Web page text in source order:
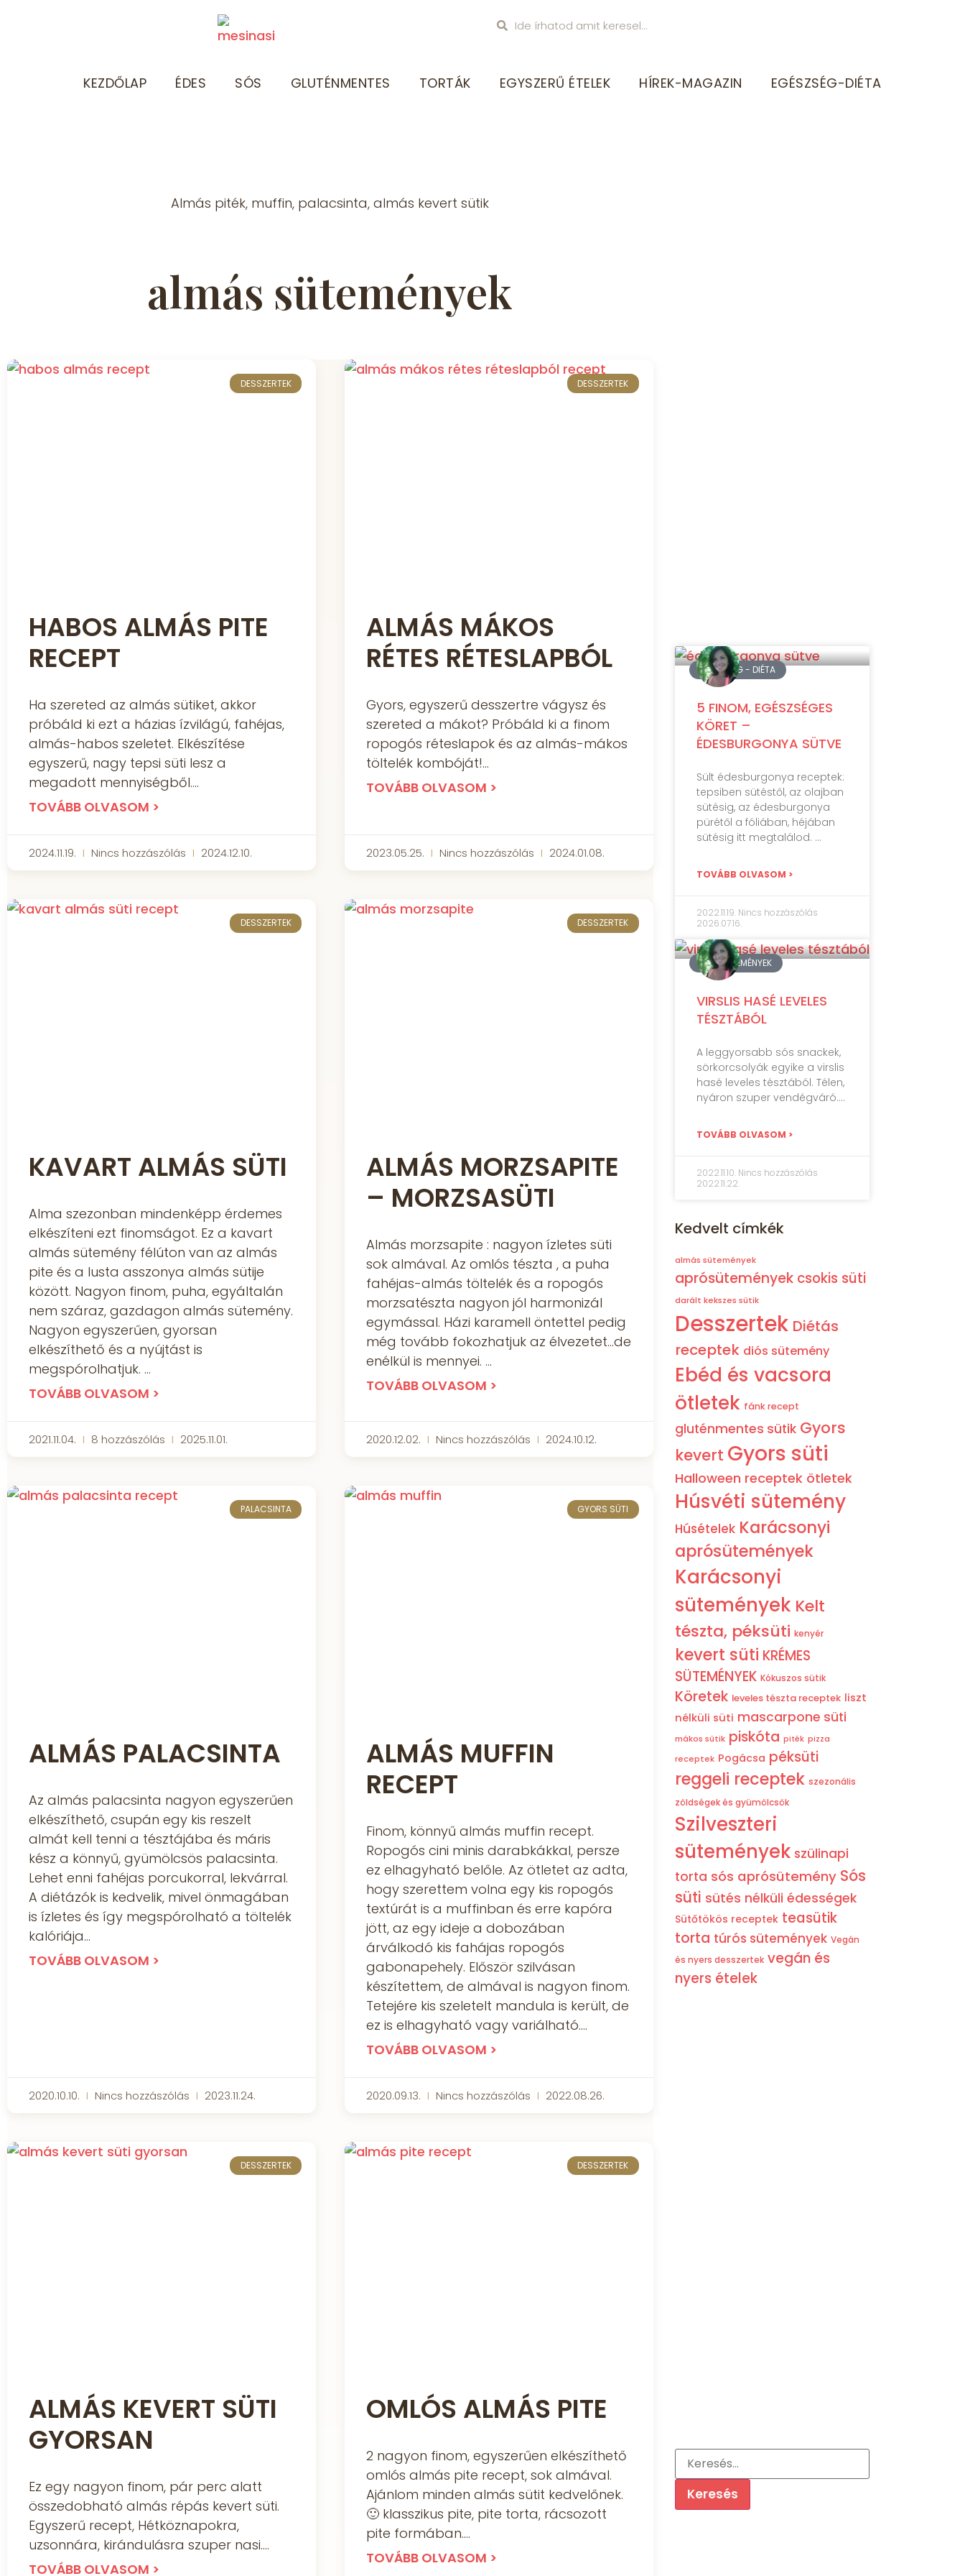
KEZDŐLAP ÉDES SÓS GLUTÉNMENTES TORTÁK EGYSZERŰ ÉTELEK HÍREK-MAGAZIN EGÉSZSÉG-DIÉTA
Almás piték, muffin, palacsinta, almás kevert sütik
almás sütemények
DESSZERTEK
HABOS ALMÁS PITE
RECEPT
Ha szereted az almás sütiket, akkor
próbáld ki ezt a házias ízvilágú, fahéjas,
almás-habos szeletet. Elkészítése
egyszerű, nagy tepsi süti lesz a
megadott mennyiségből.
TOVÁBB OLVASOM >
2024.11.19. Nincs hozzászólás 2024.12.10.
DESSZERTEK
ALMÁS MÁKOS
RÉTES RÉTESLAPBÓL
Gyors, egyszerű desszertre vágysz és
szereted a mákot? Próbáld ki a finom
ropogós réteslapok és az almás-mákos
töltelék kombóját!
TOVÁBB OLVASOM >
2023.05.25. Nincs hozzászólás 2024.01.08.
DESSZERTEK
KAVART ALMÁS SÜTI
Alma szezonban mindenképp érdemes
elkészíteni ezt finomságot. Ez a kavart
almás sütemény félúton van az almás
pite és a lusta asszonya almás sütije
között. Nagyon finom, puha, egyáltalán
nem száraz, gazdagon almás sütemény.
Nagyon egyszerűen, gyorsan
elkészíthető és a nyújtást is
megspórolhatjuk.
TOVÁBB OLVASOM >
2021.11.04. 8 hozzászólás 2025.11.01.
DESSZERTEK
ALMÁS MORZSAPITE
– MORZSASÜTI
Almás morzsapite : nagyon ízletes süti
sok almával. Az omlós tészta , a puha
fahéjas-almás töltelék és a ropogós
morzsatészta nagyon jól harmonizál
egymással. Házi karamell öntettel pedig
még tovább fokozhatjuk az élvezetet…de
enélkül is mennyei.
TOVÁBB OLVASOM >
2020.12.02. Nincs hozzászólás 2024.10.12.
PALACSINTA
ALMÁS PALACSINTA
Az almás palacsinta nagyon egyszerűen
elkészíthető, csupán egy kis reszelt
almát kell tenni a tésztájába és máris
kész a könnyű, gyümölcsös palacsinta.
Lehet enni fahéjas porcukorral, lekvárral.
A diétázók is kedvelik, mivel önmagában
is ízletes és így megspórolható a töltelék
kalóriája
TOVÁBB OLVASOM >
2020.10.10. Nincs hozzászólás 2023.11.24.
GYORS SÜTI
ALMÁS MUFFIN
RECEPT
Finom, könnyű almás muffin recept.
Ropogós cini minis darabkákkal, persze
ez elhagyható belőle. Az ötletet az adta,
hogy szerettem volna egy kis ropogós
textúrát is a muffinban és erre kapóra
jött, az egy ideje a dobozában
árválkodó kis fahájas ropogós
gabonapehely. Először szilvásan
készítettem, de almával is nagyon finom.
Tetejére kis szeletelt mandula is került, de
ez is elhagyható vagy variálható.
TOVÁBB OLVASOM >
2020.09.13. Nincs hozzászólás 2022.08.26.
DESSZERTEK
ALMÁS KEVERT SÜTI
GYORSAN
Ez egy nagyon finom, pár perc alatt
összedobható almás répás kevert süti.
Egyszerű recept, Hétköznapokra,
uzsonnára, kirándulásra szuper nasi.
TOVÁBB OLVASOM >
DESSZERTEK
OMLÓS ALMÁS PITE
2 nagyon finom, egyszerűen elkészíthető
omlós almás pite recept, sok almával.
Ajánlom minden almás sütit kedvelőnek.
🙂 klasszikus pite, pite torta, rácsozott
pite formában.
TOVÁBB OLVASOM >
EGÉSZSÉG - DIÉTA
5 FINOM, EGÉSZSÉGES
KÖRET –
ÉDESBURGONYA SÜTVE
Sült édesburgonya receptek:
tepsiben sütéstől, az olajban
sütésig, az édesburgonya
pürétől a fóliában, héjában
sütésig itt megtalálod.
TOVÁBB OLVASOM >
2022.11.19. Nincs hozzászólás
2026.07.16.
SÓS SÜTEMÉNYEK
VIRSLIS HASÉ LEVELES
TÉSZTÁBÓL
A leggyorsabb sós snackek,
sörkorcsolyák egyike a virslis
hasé leveles tésztából. Télen,
nyáron szuper vendégváró.
TOVÁBB OLVASOM >
2022.11.10. Nincs hozzászólás
2022.11.22.
Kedvelt címkék
almás sütemények
aprósütemények csokis süti
darált kekszes sütik
Desszertek Diétás
receptek diós sütemény
Ebéd és vacsora
ötletek fánk recept
gluténmentes sütik Gyors
kevert Gyors süti
Halloween receptek ötletek
Húsvéti sütemény
Húsételek Karácsonyi
aprósütemények
Karácsonyi
sütemények Kelt
tészta, péksüti kenyér
kevert süti KRÉMES
SÜTEMÉNYEK Kókuszos sütik
Köretek leveles tészta receptek liszt
nélküli süti mascarpone süti
mákos sütik piskóta piték pizza
receptek Pogácsa péksüti
reggeli receptek szezonális
zöldségek és gyümölcsök
Szilveszteri
sütemények szülinapi
torta sós aprósütemény Sós
süti sütés nélküli édességek
Sütőtökös receptek teasütik
torta túrós sütemények Vegán
és nyers desszertek vegán és
nyers ételek